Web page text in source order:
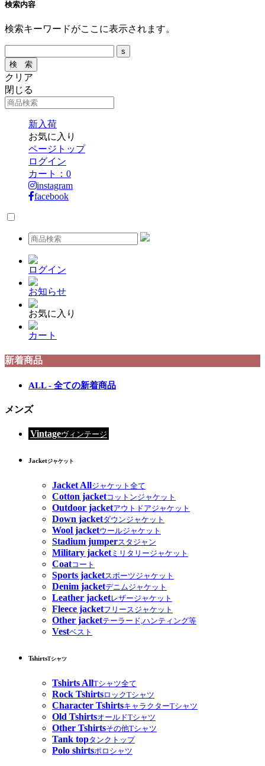
検索内容
検索キーワードがここに表示されます。
クリア
閉じる
新入荷
お気に入り
ページトップ
ログイン
カート： 0
instagram
facebook
ログイン
お知らせ
お気に入り
カート
新着商品
ALL - 全ての新着商品
メンズ
Vintageヴィンテージ
Jacketジャケット
Jacket Allジャケット全て
Cotton jacketコットンジャケット
Outdoor jacketアウトドアジャケット
Down jacketダウンジャケット
Wool jacketウールジャケット
Stadium jumperスタジャン
Military jacketミリタリージャケット
Coatコート
Sports jacketスポーツジャケット
Denim jacketデニムジャケット
Leather jacketレザージャケット
Fleece jacketフリースジャケット
Other jacketテーラード,ハンティング等
Vestベスト
TshirtsTシャツ
Tshirts AllTシャツ全て
Rock TshirtsロックTシャツ
Character TshirtsキャラクターTシャツ
Old TshirtsオールドTシャツ
Other Tshirtsその他Tシャツ
Tank topタンクトップ
Polo shirtsポロシャツ